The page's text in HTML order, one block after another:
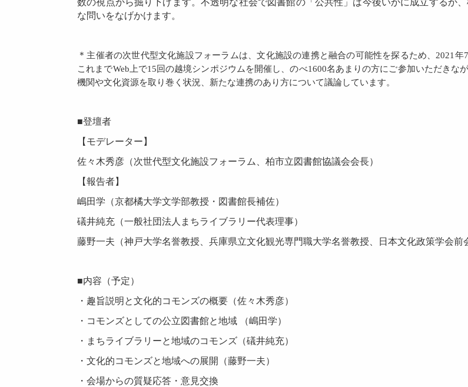
数の視点から掘り下げます。不透明な社会で図書館の「公共性」は今後いかに成立するか
な問いをなげかけます。
＊ 主催者の次世代型文化施設フォーラムは、文化施設の連携と融合の可能性を探るため、2021年
これまでWeb上で15回の越境シンポジウムを開催し、のべ1600名あまりの方にご参加いただきな
機関や文化資源を取り巻く状況、新たな連携のあり方について議論しています。
■登壇者
【モデレーター】
佐々木秀彦（次世代型文化施設フォーラム、柏市立図書館協議会会長）
【報告者】
嶋田学（京都橘大学文学部教授・図書館長補佐）
礒井純充（一般社団法人まちライブラリー代表理事）
藤野一夫（神戸大学名誉教授、兵庫県立文化観光専門職大学名誉教授、日本文化政策学会前
■内容（予定）
・趣旨説明と文化的コモンズの概要（佐々木秀彦）
・コモンズとしての公立図書館と地域 （嶋田学）
・まちライブラリーと地域のコモンズ（礒井純充）
・文化的コモンズと地域への展開（藤野一夫）
・会場からの質疑応答・意見交換